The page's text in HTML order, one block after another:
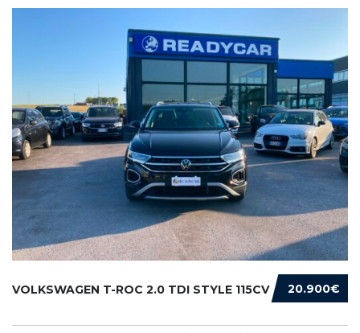
20.900€
VOLKSWAGEN T-ROC 2.0 TDI STYLE 115CV